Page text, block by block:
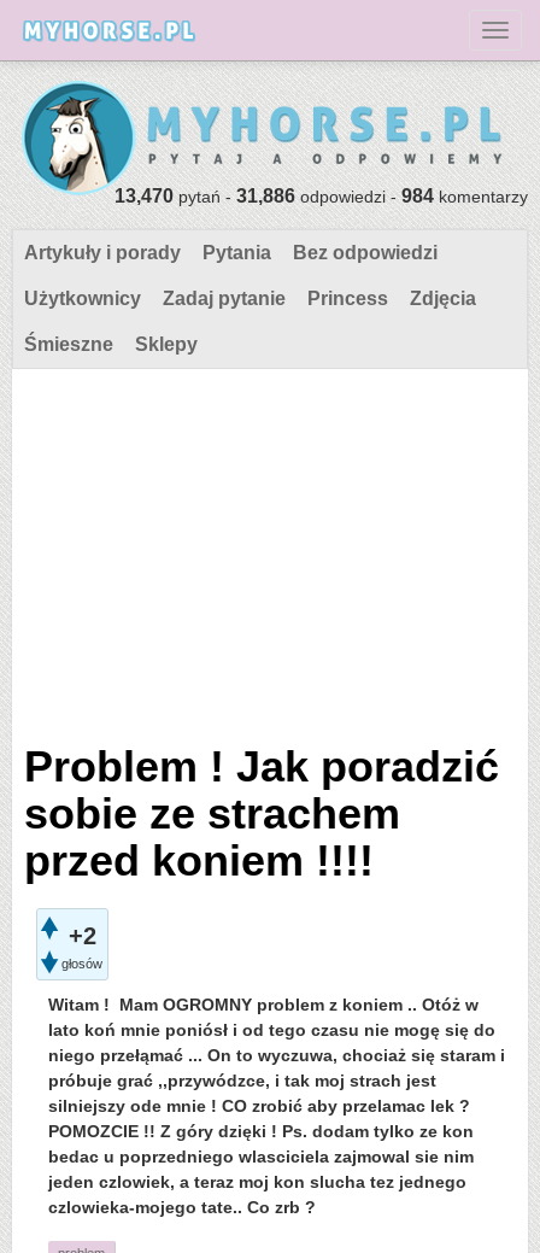
13,470pytań -31,886odpowiedzi -984komentarzy
Artykuły i porady Pytania Bez odpowiedzi
Użytkownicy Zadaj pytanie Princess Zdjęcia
Śmieszne Sklepy
Problem ! Jak poradzić
sobie ze strachem
przed koniem !!!!
+2
głosów
Witam ! Mam OGROMNY problem z koniem .. Otóż w
lato koń mnie poniósł i od tego czasu nie mogę się do
niego przełąmać ... On to wyczuwa, chociaż się staram i
próbuje grać ,,przywódzce, i tak moj strach jest
silniejszy ode mnie ! CO zrobić aby przelamac lek ?
POMOZCIE !! Z góry dzięki ! Ps. dodam tylko ze kon
bedac u poprzedniego wlasciciela zajmowal sie nim
jeden czlowiek, a teraz moj kon slucha tez jednego
czlowieka-mojego tate.. Co zrb ?